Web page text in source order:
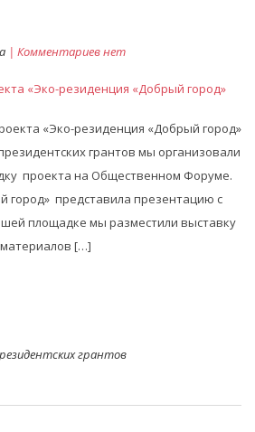
| Комментариев нет
«Эко-резиденция «Добрый город»
грантов мы организовали
проекта на Общественном Форуме.
город» представила презентацию с
площадке мы разместили выставку
[…]
грантов